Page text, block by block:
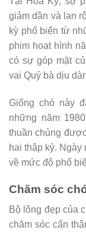
giảm dần và lan
kỳ phổ biến từ
phim hoạt hình
có sự góp mặt
vai Quý bà dịu
Giống chó này
những năm
thuần chủng
hai thập kỷ. Ngày
về mức độ phổ
Chăm sóc
Bộ lông đẹp của
chăm sóc cẩn